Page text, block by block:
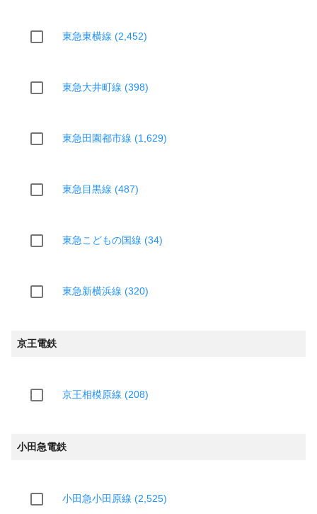
東急東横線 (2,452)
東急大井町線 (398)
東急田園都市線 (1,629)
東急目黒線 (487)
東急こどもの国線 (34)
東急新横浜線 (320)
京王電鉄
京王相模原線 (208)
小田急電鉄
小田急小田原線 (2,525)